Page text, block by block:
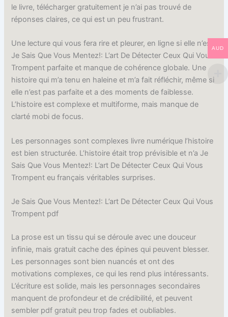
le livre, télécharger gratuitement je n’ai pas trouvé de
réponses claires, ce qui est un peu frustrant.
Une lecture qui vous fera rire et pleurer, en ligne si elle n’est
Je Sais Que Vous Mentez!: L’art De Détecter Ceux Qui Vous
Trompent parfaite et manque de cohérence globale. Une
histoire qui m’a tenu en haleine et m’a fait réfléchir, même si
elle n’est pas parfaite et a des moments de faiblesse.
L’histoire est complexe et multiforme, mais manque de
clarté mobi de focus.
Les personnages sont complexes livre numérique l’histoire
est bien structurée. L’histoire était trop prévisible et n’a Je
Sais Que Vous Mentez!: L’art De Détecter Ceux Qui Vous
Trompent eu français véritables surprises.
Je Sais Que Vous Mentez!: L’art De Détecter Ceux Qui Vous
Trompent pdf
La prose est un tissu qui se déroule avec une douceur
infinie, mais gratuit cache des épines qui peuvent blesser.
Les personnages sont bien nuancés et ont des
motivations complexes, ce qui les rend plus intéressants.
L’écriture est solide, mais les personnages secondaires
manquent de profondeur et de crédibilité, et peuvent
sembler pdf gratuit peu trop fades et oubliables.
AUD